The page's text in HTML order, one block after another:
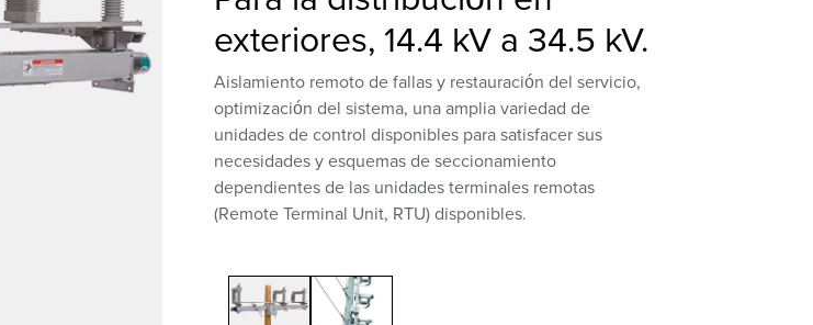
exteriores, 14.4 kV a 34.5 kV.
Aislamiento remoto de fallas y restauración del servicio,
optimización del sistema, una amplia variedad de
unidades de control disponibles para satisfacer sus
necesidades y esquemas de seccionamiento
dependientes de las unidades terminales remotas
(Remote Terminal Unit, RTU) disponibles.